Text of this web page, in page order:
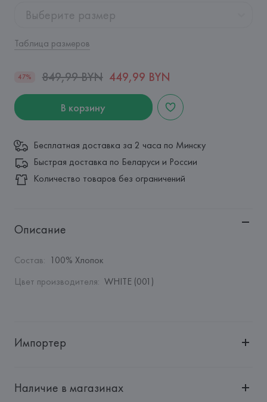
Выберите размер
Таблица размеров
47% 849,99 BYN 449,99 BYN
В корзину
Бесплатная доставка за 2 часа по Минску
Быстрая доставка по Беларуси и России
Количество товаров без ограничений
Описание
Состав: 100% Хлопок
Цвет производителя: WHITE (001)
Импортер
"БелВиринея"
Наличие в магазинах